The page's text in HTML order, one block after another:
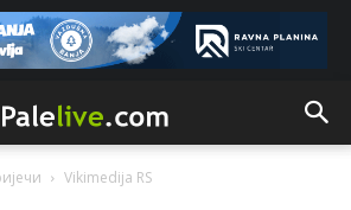
Vikimedija RS
8/7/2026 11:21
ljudi,uzeli bi sve da mogu...a ja srce
se tudjoj sreci.I ko ima i ko nema
siromasnd,kako nahraniti